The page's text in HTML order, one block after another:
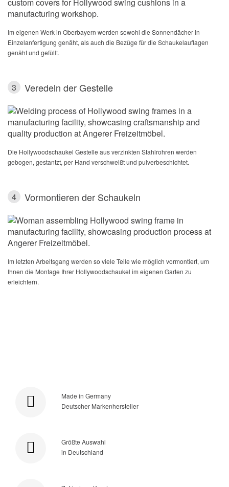
Im eigenen Werk in Oberbayern werden sowohl die Sonnendächer in
Einzelanfertigung genäht, als auch die Bezüge für die Schaukelauflagen
genäht und gefüllt.
3 Veredeln der Gestelle
Die Hollywoodschaukel Gestelle aus verzinkten Stahlrohren werden
gebogen, gestantzt, per Hand verschweißt und pulverbeschichtet.
4 Vormontieren der Schaukeln
Im letzten Arbeitsgang werden so viele Teile wie möglich vormontiert, um
Ihnen die Montage Ihrer Hollywoodschaukel im eigenen Garten zu
erleichtern.
Made in Germany
Deutscher Markenhersteller
Größte Auswahl
in Deutschland